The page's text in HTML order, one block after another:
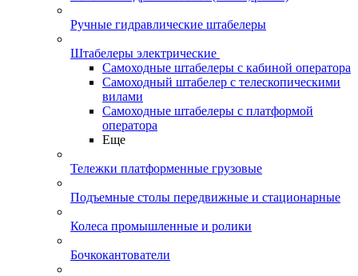
Ручные гидравлические штабелеры
Штабелеры электрические
Самоходные штабелеры с кабиной оператора
Самоходный штабелер с телескопическими
вилами
Самоходные штабелеры с платформой
оператора
Еще
Тележки платформенные грузовые
Подъемные столы передвижные и стационарные
Колеса промышленные и ролики
Бочкокантователи